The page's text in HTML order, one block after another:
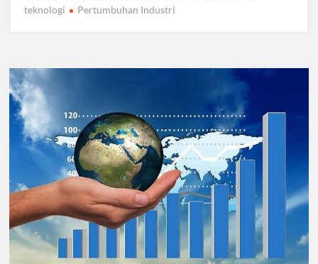
teknologi
Pertumbuhan Industri